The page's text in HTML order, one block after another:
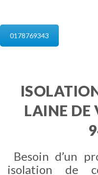
0178769343
LAINE DE
Besoin d’un
isolation de